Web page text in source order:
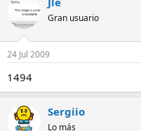
Gran usuario
24 Jul 2009
1494
Sergiio
Lo más